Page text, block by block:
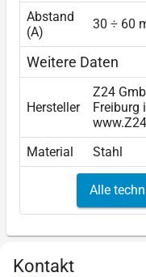
Abstand
(A)
30 ÷ 60
Weitere Daten
Hersteller
Z24
Freiburg
Material
Stahl
Alle
Kontakt